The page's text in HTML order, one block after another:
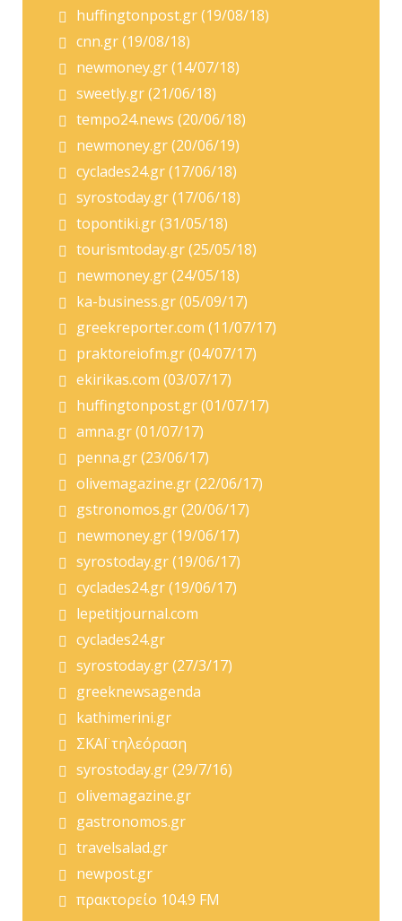
huffingtonpost.gr (19/08/18)
cnn.gr (19/08/18)
newmoney.gr (14/07/18)
sweetly.gr (21/06/18)
tempo24.news (20/06/18)
newmoney.gr (20/06/19)
cyclades24.gr (17/06/18)
syrostoday.gr (17/06/18)
topontiki.gr (31/05/18)
tourismtoday.gr (25/05/18)
newmoney.gr (24/05/18)
ka-business.gr (05/09/17)
greekreporter.com (11/07/17)
praktoreiofm.gr (04/07/17)
ekirikas.com (03/07/17)
huffingtonpost.gr (01/07/17)
amna.gr (01/07/17)
penna.gr (23/06/17)
olivemagazine.gr (22/06/17)
gstronomos.gr (20/06/17)
newmoney.gr (19/06/17)
syrostoday.gr (19/06/17)
cyclades24.gr (19/06/17)
lepetitjournal.com
cyclades24.gr
syrostoday.gr (27/3/17)
greeknewsagenda
kathimerini.gr
ΣΚΑΪ τηλεόραση
syrostoday.gr (29/7/16)
olivemagazine.gr
gastronomos.gr
travelsalad.gr
newpost.gr
πρακτορείο 104.9 FM